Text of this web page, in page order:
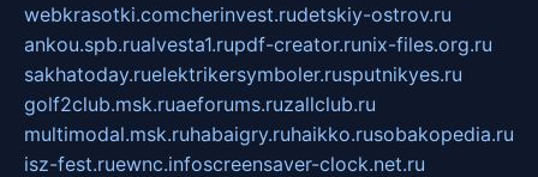
webkrasotki.comcherinvest.rudetskiy-ostrov.ru
ankou.spb.rualvesta1.rupdf-creator.runix-files.org.ru
sakhatoday.ruelektrikersymboler.rusputnikyes.ru
golf2club.msk.ruaeforums.ruzallclub.ru
multimodal.msk.ruhabaigry.ruhaikko.rusobakopedia.ru
isz-fest.ruewnc.infoscreensaver-clock.net.ru